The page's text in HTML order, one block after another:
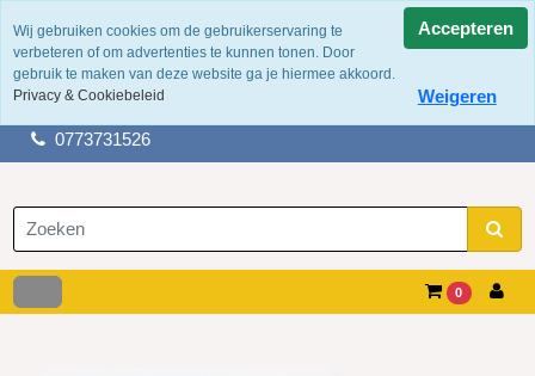
100 jaar ervaring
Fysieke winkel in tegelen
0773731526
0
Wij gebruiken cookies om de gebruikerservaring te
verbeteren of om advertenties te kunnen tonen. Door
gebruik te maken van deze website ga je hiermee akkoord.
Privacy & Cookiebeleid
Accepteren
Weigeren